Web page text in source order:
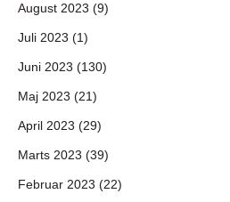
August 2023 (9)
Juli 2023 (1)
Juni 2023 (130)
Maj 2023 (21)
April 2023 (29)
Marts 2023 (39)
Februar 2023 (22)